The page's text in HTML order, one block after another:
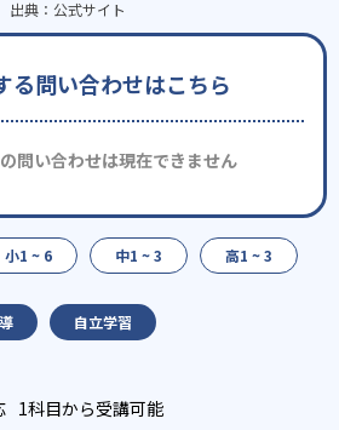
出典： 公式サイト
る問い合わせはこちら
問い合わせは現在できません
小1 ~ 6 中1 ~ 3 高1 ~ 3
自立学習
1科目から受講可能